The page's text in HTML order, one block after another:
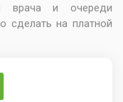
врача и очереди
сделать на платной